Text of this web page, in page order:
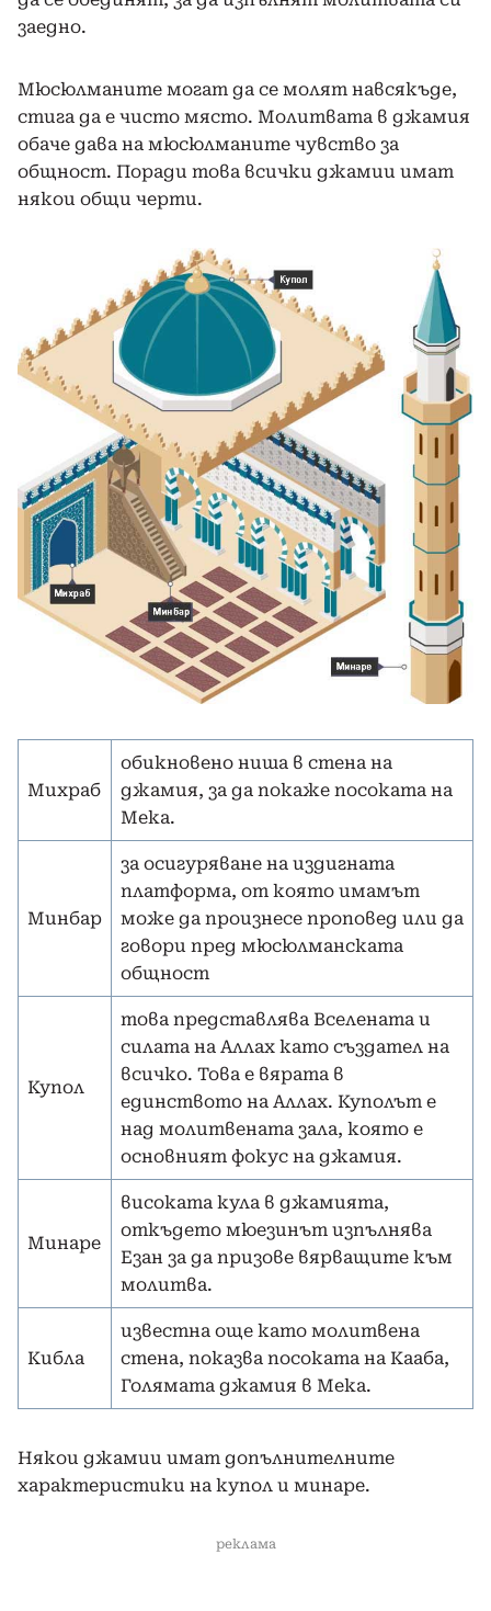
заедно.
Мюсюлманите могат да се молят навсякъде,
стига да е чисто място. Молитвата в джамия
обаче дава на мюсюлманите чувство за
общност. Поради това всички джамии имат
някои общи черти.
Михраб
обикновено ниша в стена на
джамия, за да покаже посоката на
Мека.
Минбар
за осигуряване на издигната
платформа, от която имамът
може да произнесе проповед или да
говори пред мюсюлманската
общност
Купол
това представлява Вселената и
силата на Аллах като създател на
всичко. Това е вярата в
единството на Аллах. Куполът е
над молитвената зала, която е
основният фокус на джамия.
Минаре
високата кула в джамията,
откъдето мюезинът изпълнява
Езан за да призове вярващите към
молитва.
Кибла
известна още като молитвена
стена, показва посоката на Кааба,
Голямата джамия в Мека.
Някои джамии имат допълнителните
характеристики на купол и минаре.
реклама